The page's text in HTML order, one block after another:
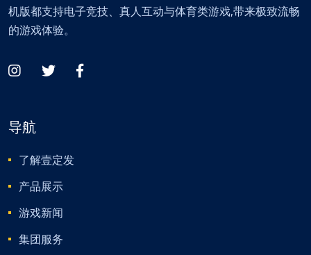
机版都支持电子竞技、真人互动与体育类游戏,带来极致流畅
的游戏体验。
导航
了解壹定发
产品展示
游戏新闻
集团服务